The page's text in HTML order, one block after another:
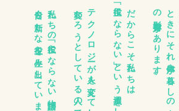
。
だからこそ私たちは
主役にならない」という選択をしました。
私たちの「主役にならない物語」は
今日も新たな主役を生み出しています。